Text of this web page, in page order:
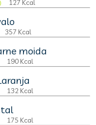
127 Kcal
357 Kcal
moida
190 Kcal
132 Kcal
175 Kcal